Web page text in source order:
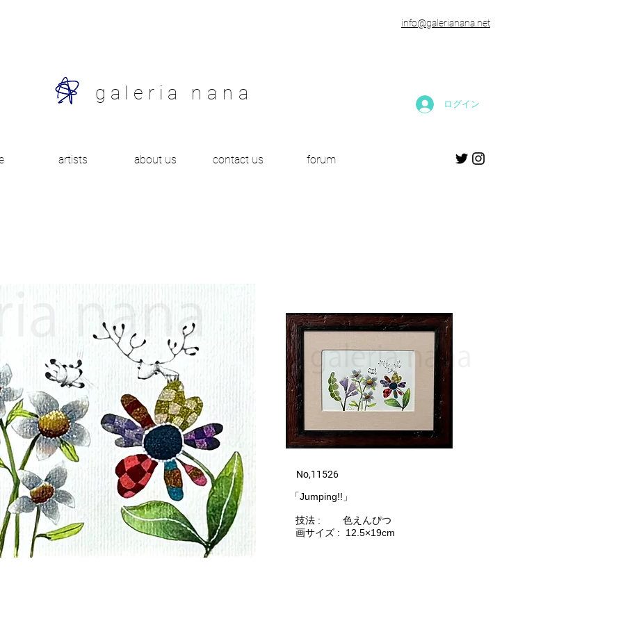
​info@galerianana.net
galeria nana
artists about us contact us forum
ログイン
​ No,11526
​「Jumping!!」
技法 : 色えんぴつ
画サイズ : 12.5×19cm